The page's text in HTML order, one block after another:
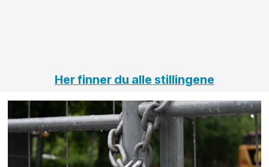
Her finner du alle stillingene